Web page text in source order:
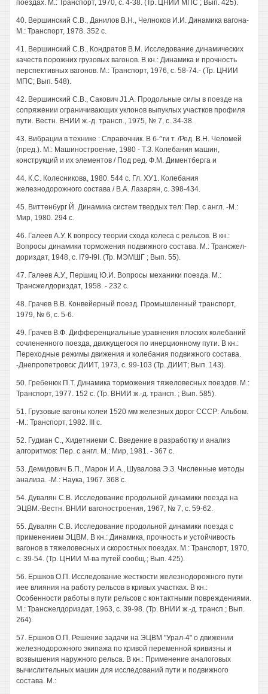
поездах. М.: Транспорт, 1970, с. 4-38. (Тр. ЦНИИ МПС ; Вып. 425).
40. Вершинский C.B., Данилов В.Н., Челноков И.И. Динамика вагона-
М.: Транспорт, 1978. 352 с.
41. Вершинский C.B., Кондратов В.М. Исследование динамических
качеств порожних грузовых вагонов. В кн.: Динамика и прочность
перспективных вагонов. М.: Транспорт, 1976, с. 58-74.- (Тр. ЦНИИ
МПС; Вып. 548).
42. Вершинский C.B., Сакович J1.A. Продольные силы в поезде на
сопряжении ограничивающих уклонов выпуклых участков профиля
пути. Вестн. ВНИИ ж.-д. трансп., 1975, № 7, с. 34-38.
43. Вибрации в технике : Справочник. В б-^ги т. /Ред. В.Н. Челомей
(пред.). М.: Машиностроение, 1980 - Т.З. Колебания машин,
конструкций и их элементов / Под ред. Ф.М. Диментберга и
44. К.С. Колесникова, 1980. 544 с. Гл. ХУ1. Колебания
железнодорожного состава / В.А. Лазарян, с. 398-434.
45. Виттенбург Й. Динамика систем твердых тел: Пер. с англ. -М.:
Мир, 1980. 294 с.
46. Галеев А.У. К вопросу теории схода колеса с рельсов. В кн.:
Вопросы динамики торможения подвижного состава. М.: Трансжел-
дориздат, 1948, с. I79-I9I. (Тр. МЭМШГ ; Вып. 55).
47. Галеев А.У., Першиц Ю.И. Вопросы механики поезда. М.:
Трансжелдориздат, 1958. - 232 с.
48. Грачев В.В. Конвейерный поезд. Промышленный транспорт,
1979, № 6, с. 5-6.
49. Грачев В.Ф. Дифференциальные уравнения плоских колебаний
сочлененного поезда, движущегося по инерционному пути. В кн.:
Переходные режимы движения и колебания подвижного состава.
-Днепропетровск: ДИИТ, 1973, с. 99-103 (Тр. ДИИТ; Вып. 143).
50. Гребенюк П.Т. Динамика торможения тяжеловесных поездов. М.:
Транспорт, 1977. 152 с. (Тр. ВНИИ ж.-д. трансп. ; Вып. 585).
51. Грузовые вагоны колеи 1520 мм железных дорог СССР: Альбом.
-М.: Транспорт, 1982. III с.
52. Гудман С., Хидетниеми С. Введение в разработку и анализ
алгоритмов: Пер. с англ. М.: Мир, 1981. - 367 с.
53. Демидович Б.П., Марон И.А., Шувалова Э.З. Численные методы
анализа. -М.: Наука, 1967. 368 с.
54. Дувалян C.B. Исследование продольной динамики поезда на
ЭЦВМ.-Вестн. ВНИИ вагоностроения, 1967, № 7, с. 59-62.
55. Дувалян C.B. Исследование продольной динамики поезда с
применением ЭЦВМ. В кн.: Динамика, прочность и устойчивость
вагонов в тяжеловесных и скоростных поездах. М.: Транспорт, 1970,
с. 39-54. (Тр. ЦНИИ М-ва путей сообщ.; Вып. 425).
56. Ершков О.П. Исследование жесткости железнодорожного пути
иее влияния на работу рельсов в кривых участках. В кн.:
Особенности работы в пути рельсов с контактными повреждениями.
М.: Трансжелдориздат, 1963, с. 39-98. (Тр. ВНИИ ж.-д. трансп.; Вып.
264).
57. Ершков О.П. Решение задачи на ЭЦВМ "Урал-4" о движении
железнодорожного экипажа по кривой переменной кривизны и
возвышения наружного рельса. В кн.: Применение аналоговых
вычислительных машин для исследований пути и подвижного
состава. М.: